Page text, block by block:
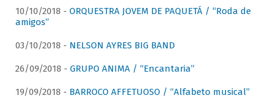
10/10/2018 - ORQUESTRA JOVEM DE PAQUETÁ / “Roda de
amigos”
03/10/2018 - NELSON AYRES BIG BAND
26/09/2018 - GRUPO ANIMA / “Encantaria”
19/09/2018 - BARROCO AFFETUOSO / “Alfabeto musical”